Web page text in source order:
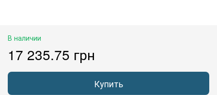
В наличии
17 235.75 грн
Купить